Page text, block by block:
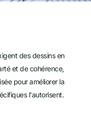
des dessins en
et de cohérence,
pour améliorer la
l'autorisent.